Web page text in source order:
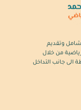
وتقديم
من خلال
الى جانب التداخل